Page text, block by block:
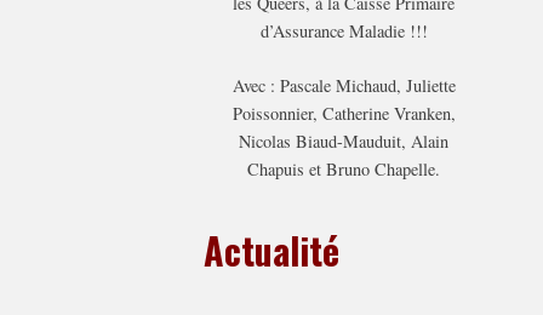
d’Assurance Maladie !!!
Avec : Pascale Michaud, Juliette
Poissonnier, Catherine Vranken,
Nicolas Biaud-Mauduit, Alain
Chapuis et Bruno Chapelle.
Actualité